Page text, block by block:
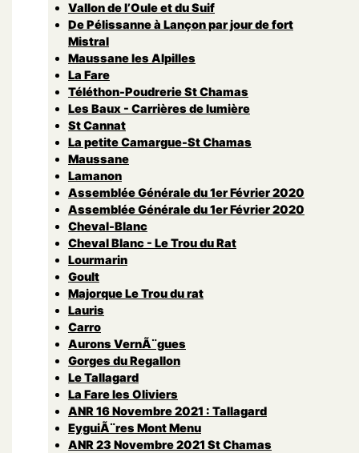
Vallon de l’Oule et du Suif
De Pélissanne à Lançon par jour de fort
Mistral
Maussane les Alpilles
La Fare
Téléthon-Poudrerie St Chamas
Les Baux - Carrières de lumière
St Cannat
La petite Camargue-St Chamas
Maussane
Lamanon
Assemblée Générale du 1er Février 2020
Assemblée Générale du 1er Février 2020
Cheval-Blanc
Cheval Blanc - Le Trou du Rat
Lourmarin
Goult
Majorque Le Trou du rat
Lauris
Carro
Aurons VernÃ¨gues
Gorges du Regallon
Le Tallagard
La Fare les Oliviers
ANR 16 Novembre 2021 : Tallagard
EyguiÃ¨res Mont Menu
ANR 23 Novembre 2021 St Chamas